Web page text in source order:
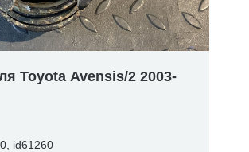
Toyota Avensis/2 2003-
id61260